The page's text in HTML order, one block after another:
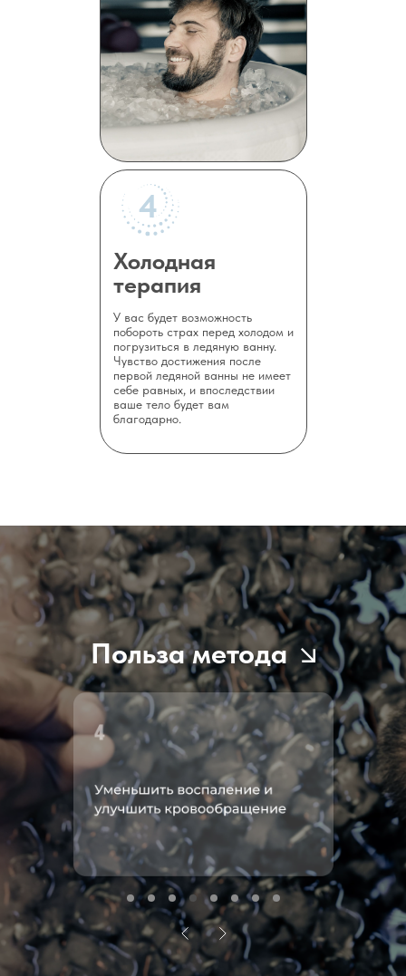
Холодная
терапия
4
У вас будет возможность
побороть страх перед холодом и
погрузиться в ледяную ванну.
Чувство достижения после
первой ледяной ванны не имеет
себе равных, и впоследствии
ваше тело будет вам
благодарно.
Хотя метод Вима Хофа не
положительные
свидетельствует о
Польза метода